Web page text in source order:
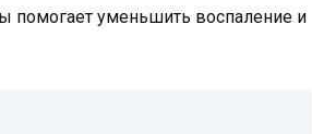
помогает уменьшить воспаление и